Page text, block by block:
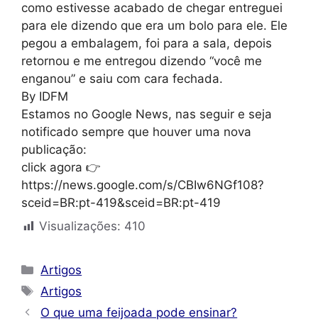
como estivesse acabado de chegar entreguei
para ele dizendo que era um bolo para ele. Ele
pegou a embalagem, foi para a sala, depois
retornou e me entregou dizendo “você me
enganou” e saiu com cara fechada.
By IDFM
Estamos no Google News, nas seguir e seja
notificado sempre que houver uma nova
publicação:
click agora 👉
https://news.google.com/s/CBIw6NGf108?
sceid=BR:pt-419&sceid=BR:pt-419
Visualizações: 410
Categorias
Artigos
Tags
Artigos
O que uma feijoada pode ensinar?